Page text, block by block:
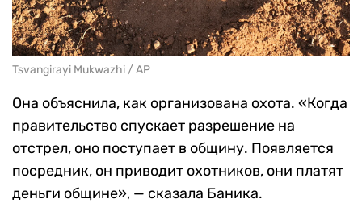
Tsvangirayi Mukwazhi / AP
Она объяснила, как организована охота. «Когда
правительство спускает разрешение на
отстрел, оно поступает в общину. Появляется
посредник, он приводит охотников, они платят
деньги общине», — сказала Баника.